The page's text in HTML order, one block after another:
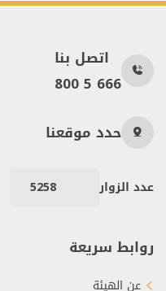
اتصل بنا
800 5 666
حدد موقعنا
عدد الزوار 5258
روابط سريعة
عن الهيئة